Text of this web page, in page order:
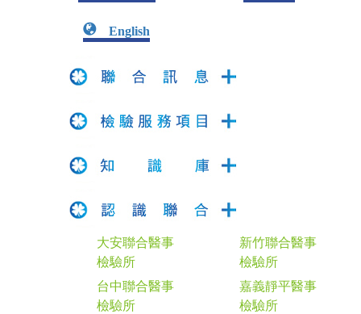
English
大安聯合醫事
檢驗所
新竹聯合醫事
檢驗所
台中聯合醫事
檢驗所
嘉義靜平醫事
檢驗所